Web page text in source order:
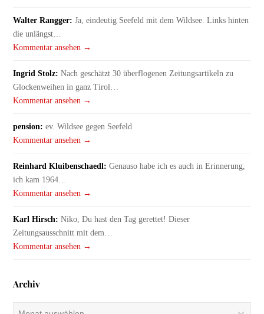
Walter Rangger: Ja, eindeutig Seefeld mit dem Wildsee. Links hinten
die unlängst…
Kommentar ansehen →
Ingrid Stolz: Nach geschätzt 30 überflogenen Zeitungsartikeln zu
Glockenweihen in ganz Tirol…
Kommentar ansehen →
pension: ev. Wildsee gegen Seefeld
Kommentar ansehen →
Reinhard Kluibenschaedl: Genauso habe ich es auch in Erinnerung,
ich kam 1964…
Kommentar ansehen →
Karl Hirsch: Niko, Du hast den Tag gerettet! Dieser
Zeitungsausschnitt mit dem…
Kommentar ansehen →
Archiv
Archiv